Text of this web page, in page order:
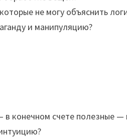
не могу объяснить
и манипуляцию?
в конечном счете полезные